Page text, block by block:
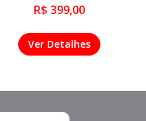
R$ 399,00
Ver Detalhes